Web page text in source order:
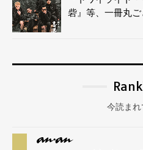
砦』等、一冊丸ご
今読まれ